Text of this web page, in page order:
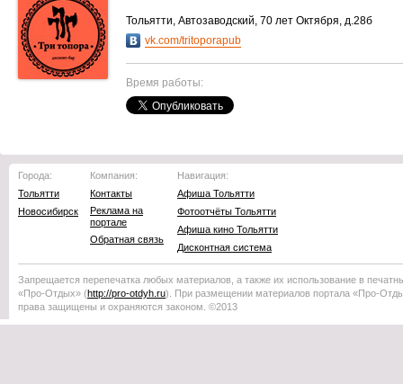
Тольятти, Автозаводский, 70 лет Октября, д.28б
vk.com/tritoporapub
Время работы:
Города:
Тольятти
Новосибирск
Компания:
Контакты
Реклама на
портале
Обратная связь
Навигация:
Афиша Тольятти
Фотоотчёты Тольятти
Афиша кино Тольятти
Дисконтная система
Запрещается перепечатка любых материалов, а также их использование в
«Про-Отдых» (http://pro-otdyh .ru). При размещении материалов портала «Про-
права защищены и охраняются законом. ©2013